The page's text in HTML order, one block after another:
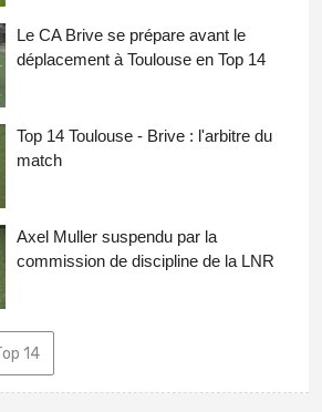
Le CA Brive se prépare avant le
déplacement à Toulouse en Top 14
Top 14 Toulouse - Brive : l'arbitre du
match
Axel Muller suspendu par la
commission de discipline de la LNR
14